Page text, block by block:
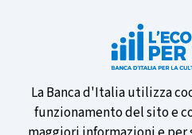
Informativa
sui
La Banca d'Italia utilizza
funzionamento del sito e
Partecipa al
sulle nuove
preferita!